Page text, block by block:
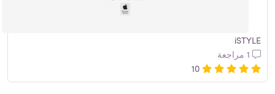
iSTYLE
10